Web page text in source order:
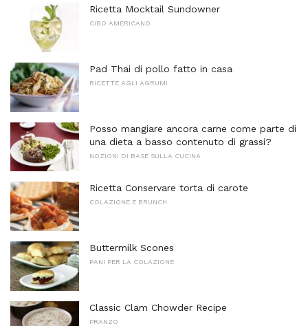
Ricetta Mocktail Sundowner
CIBO AMERICANO
Pad Thai di pollo fatto in casa
RICETTE AGLI AGRUMI
Posso mangiare ancora carne come parte di
una dieta a basso contenuto di grassi?
NOZIONI DI BASE SULLA CUCINA
Ricetta Conservare torta di carote
COLAZIONE E BRUNCH
Buttermilk Scones
PANI PER LA COLAZIONE
Classic Clam Chowder Recipe
PRANZO